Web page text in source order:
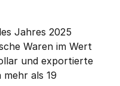
Jahres 2025
Waren im Wert
und exportierte
als 19